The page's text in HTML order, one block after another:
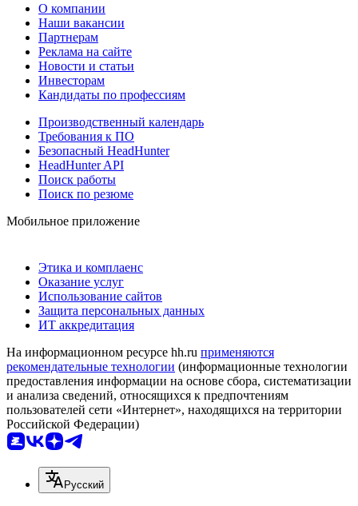
О компании
Наши вакансии
Партнерам
Реклама на сайте
Новости и статьи
Инвесторам
Кандидаты по профессиям
Производственный календарь
Требования к ПО
Безопасный HeadHunter
HeadHunter API
Поиск работы
Поиск по резюме
Мобильное приложение
Этика и комплаенс
Оказание услуг
Использование сайтов
Защита персональных данных
ИТ аккредитация
На информационном ресурсе hh.ru применяются
рекомендательные технологии (информационные технологии
предоставления информации на основе сбора, систематизации
и анализа сведений, относящихся к предпочтениям
пользователей сети «Интернет», находящихся на территории
Российской Федерации)
Русский